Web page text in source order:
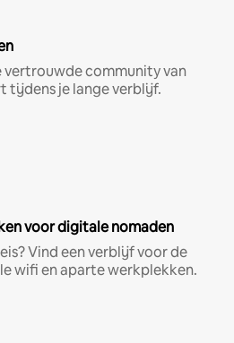
vertrouwde community van
tijdens je lange verblijf.
voor digitale nomaden
Vind een verblijf voor de
wifi en aparte werkplekken.